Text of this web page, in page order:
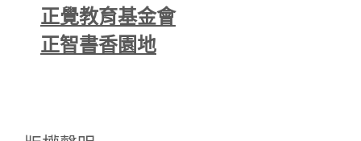
正覺教育基金會
正智書香園地